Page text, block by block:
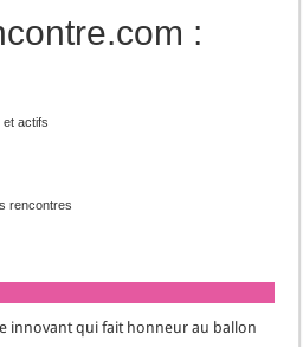
:
actifs
rencontres
innovant qui fait honneur au ballon